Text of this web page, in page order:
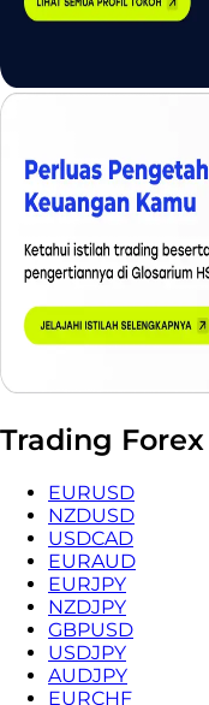
Trading Forex
EURUSD
NZDUSD
USDCAD
EURAUD
EURJPY
NZDJPY
GBPUSD
USDJPY
AUDJPY
EURCHF